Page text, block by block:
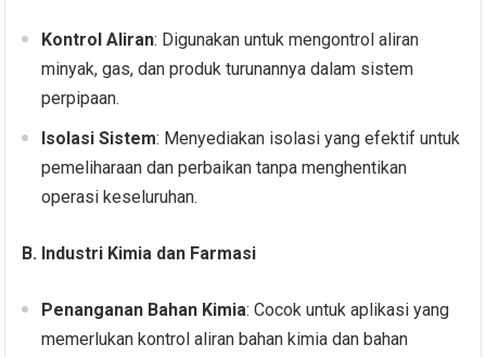
Kontrol Aliran: Digunakan untuk mengontrol aliran
minyak, gas, dan produk turunannya dalam sistem
perpipaan.
Isolasi Sistem: Menyediakan isolasi yang efektif untuk
pemeliharaan dan perbaikan tanpa menghentikan
operasi keseluruhan.
B. Industri Kimia dan Farmasi
Penanganan Bahan Kimia: Cocok untuk aplikasi yang
memerlukan kontrol aliran bahan kimia dan bahan